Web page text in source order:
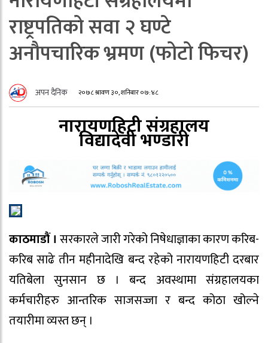
राष्ट्रपतिको सवा २ घण्टे
अनौपचारिक भ्रमण (फोटो फिचर)
अपन दैनिक २०७८ श्रावण ३०, शनिबार ०७:४८
नारायणहिटी संग्रहालय
विद्यादेवी भण्‍डारी
काठमाडौं । सरकारले जारी गरेको निषेधाज्ञाका कारण करिब-
करिब साढे तीन महीनादेखि बन्द रहेको नारायणहिटी दरबार
यतिबेला सुनसान छ । बन्द अवस्थामा संग्रहालयका
कर्मचारीहरु आन्तरिक साजसज्जा र बन्द कोठा खोल्ने
तयारीमा व्यस्त छन् ।